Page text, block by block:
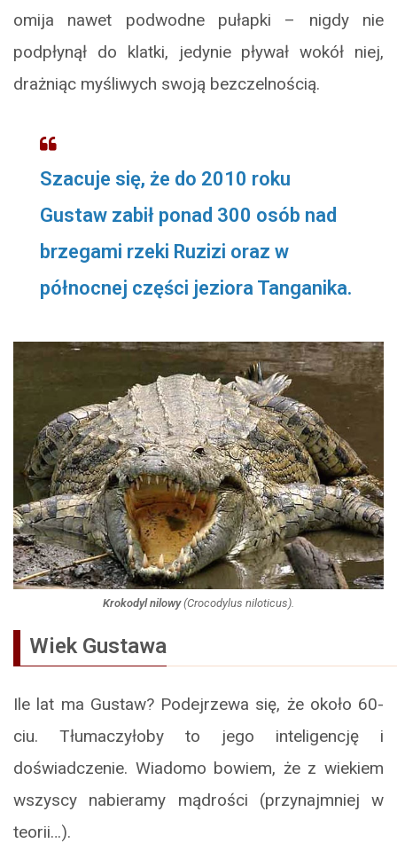
omija nawet podwodne pułapki – nigdy nie
podpłynął do klatki, jedynie pływał wokół niej,
drażniąc myśliwych swoją bezczelnością.
Szacuje się, że do 2010 roku
Gustaw zabił ponad 300 osób nad
brzegami rzeki Ruzizi oraz w
północnej części jeziora Tanganika.
Krokodyl nilowy(Crocodylus niloticus).
Wiek Gustawa
Ile lat ma Gustaw? Podejrzewa się, że około 60-
ciu. Tłumaczyłoby to jego inteligencję i
doświadczenie. Wiadomo bowiem, że z wiekiem
wszyscy nabieramy mądrości (przynajmniej w
teorii…).